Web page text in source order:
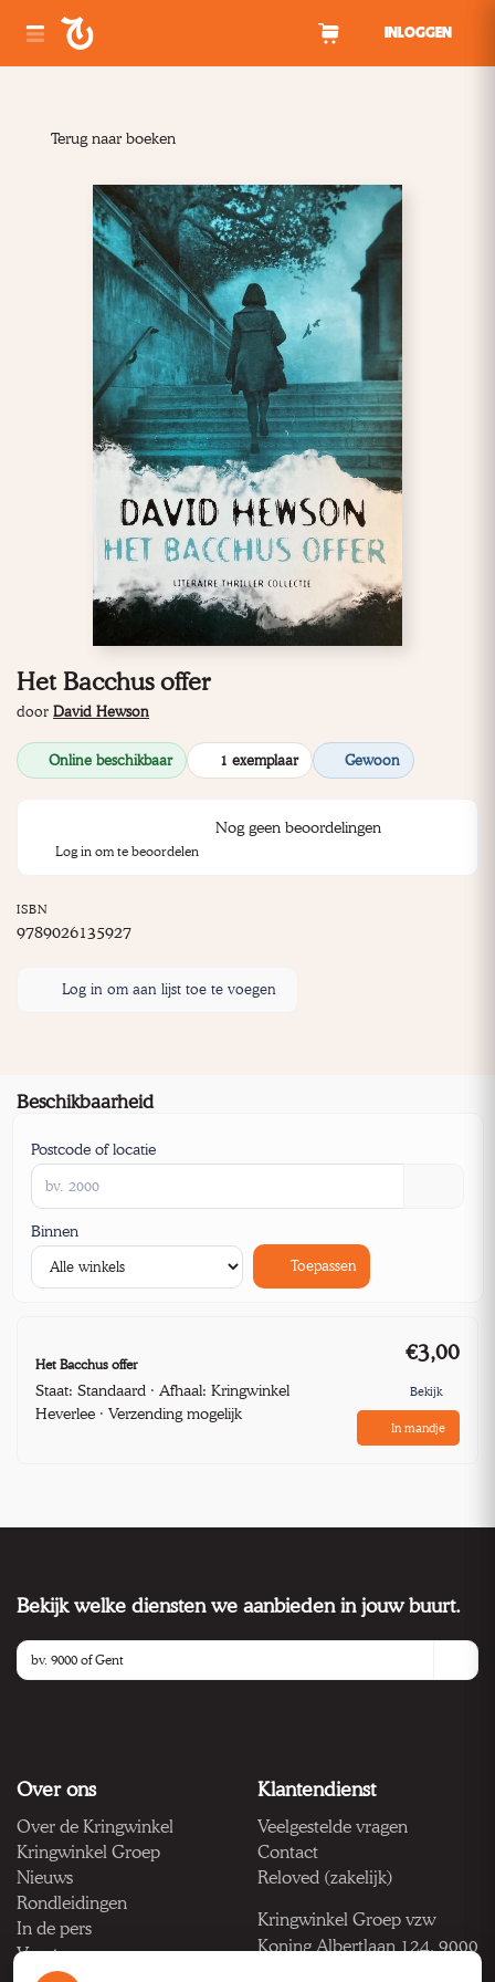
INLOGGEN
Terug naar boeken
Het Bacchus offer
door David Hewson
Online beschikbaar 1 exemplaar Gewoon
Nog geen beoordelingen
Log in om te beoordelen
ISBN
9789026135927
Log in om aan lijst toe te voegen
Beschikbaarheid
Postcode of locatie
Binnen
Toepassen
Het Bacchus offer
Staat: Standaard · Afhaal: Kringwinkel
Heverlee · Verzending mogelijk
€3,00
Bekijk
In mandje
Bekijk welke diensten we aanbieden in jouw buurt.
Over ons
Over de Kringwinkel
Kringwinkel Groep
Nieuws
Rondleidingen
In de pers
Vacatures
Klantendienst
Veelgestelde vragen
Contact
Reloved (zakelijk)
Kringwinkel Groep vzw
Koning Albertlaan 124, 9000